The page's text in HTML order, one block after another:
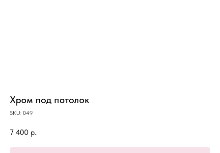
Хром под потолок
SKU: 049
7 400 р.